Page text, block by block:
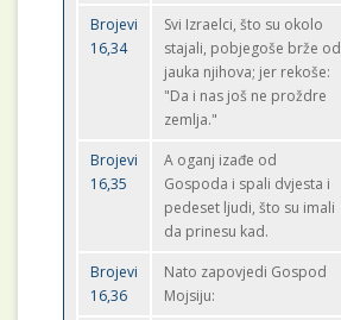
Brojevi
16,34
Svi Izraelci, što su okolo
stajali, pobjegoše brže od
jauka njihova; jer rekoše:
"Da i nas još ne proždre
zemlja."
Brojevi
16,35
A oganj izađe od
Gospoda i spali dvjesta i
pedeset ljudi, što su imali
da prinesu kad.
Brojevi
16,36
Nato zapovjedi Gospod
Mojsiju: